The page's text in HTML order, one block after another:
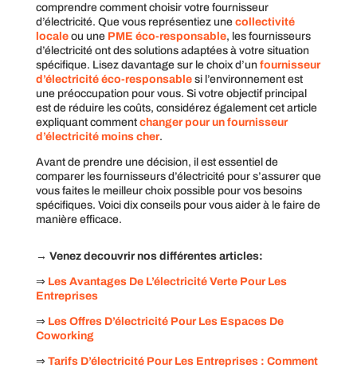
comprendre comment choisir votre fournisseur
d’électricité. Que vous représentiez une collectivité
localeou une PME éco-responsable, les fournisseurs
d’électricité ont des solutions adaptées à votre situation
spécifique. Lisez davantage sur le choix d’un fournisseur
d’électricité éco-responsablesi l’environnement est
une préoccupation pour vous. Si votre objectif principal
est de réduire les coûts, considérez également cet article
expliquant comment changer pour un fournisseur
d’électricité moins cher.
Avant de prendre une décision, il est essentiel de
comparer les fournisseurs d’électricité pour s’assurer que
vous faites le meilleur choix possible pour vos besoins
spécifiques. Voici dix conseils pour vous aider à le faire de
manière efficace.
→ Venez decouvrir nos différentes articles:
⇒ Les Avantages De L’électricité Verte Pour Les
Entreprises
⇒ Les Offres D’électricité Pour Les Espaces De
Coworking
⇒ Tarifs D’électricité Pour Les Entreprises : Comment